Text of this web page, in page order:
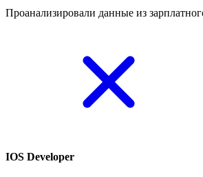
Проанализировали данные из
IOS Developer